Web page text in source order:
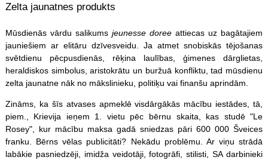
Zelta jaunatnes produkts
Mūsdienās vārdu salikums jeunesse doree attiecas uz bagātajiem
jauniešiem ar elitāru dzīvesveidu. Ja atmet snobiskās tējošanas
svētdienu pēcpusdienās, rēķina laulības, ģimenes dārglietas,
heraldiskos simbolus, aristokrātu un buržuā konfliktu, tad mūsdienu
zelta jaunatne nāk no mākslinieku, politiķu vai finanšu aprindām.
Zināms, ka šīs atvases apmeklē visdārgākās mācību iestādes, tā,
piem., Krievija ieņem 1. vietu pēc bērnu skaita, kas studē "Le
Rosey", kur mācību maksa gadā sniedzas pāri 600 000 Šveices
franku. Bērns vēlas publicitāti? Nekādu problēmu. Ar viņu strādā
labākie pasniedzēji, imidža veidotāji, fotogrāfi, stilisti, SA darbinieki